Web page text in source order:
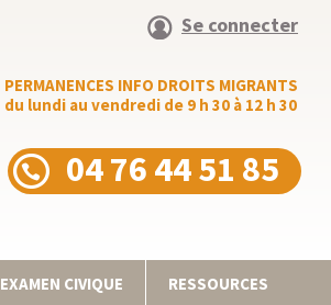
Se connecter
PERMANENCES INFO DROITS MIGRANTS
du lundi au vendredi de 9 h 30 à 12 h 30
04 76 44 51 85
EXAMEN CIVIQUE RESSOURCES